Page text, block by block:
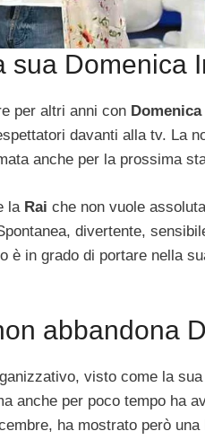
sua Domenica
per altri anni con
davanti alla tv. La
anche per la prossima
la Rai che non vuole
divertente,
è in grado di portare nella
abbandona
visto come la
anche per poco tempo ha
ha mostrato però una